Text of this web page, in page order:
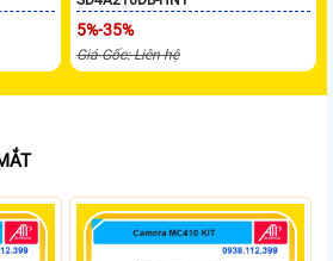
5%-35%
Giá Gốc: Liên hệ